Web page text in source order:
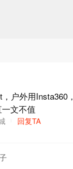
户外用Insta360
文不值
回复TA